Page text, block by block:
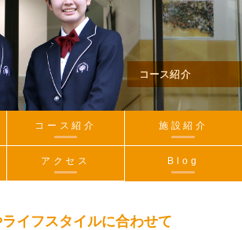
コース紹介
コース紹介 施設紹介
アクセス Blog
イフスタイルに合わせて